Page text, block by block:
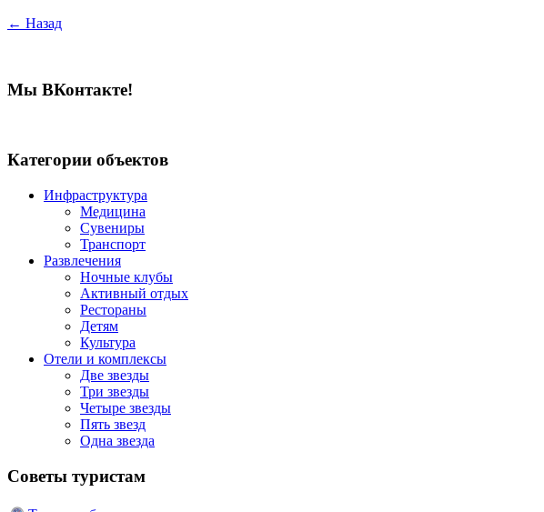
← Назад
Мы ВКонтакте!
Категории объектов
Инфраструктура
Медицина
Сувениры
Транспорт
Развлечения
Ночные клубы
Активный отдых
Рестораны
Детям
Культура
Отели и комплексы
Две звезды
Три звезды
Четыре звезды
Пять звезд
Одна звезда
Советы туристам